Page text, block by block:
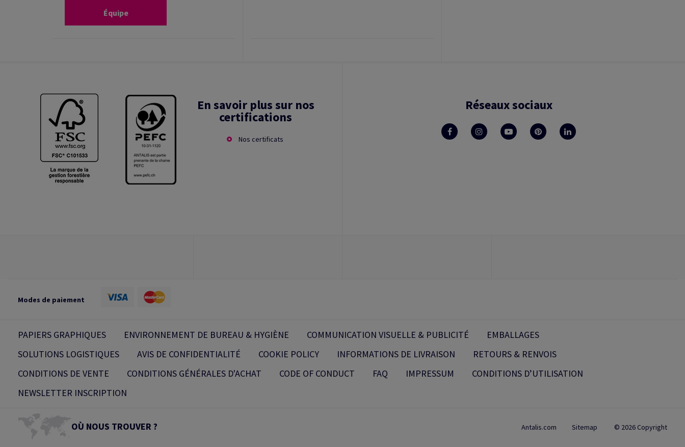
Équipe
En savoir plus sur nos
certifications
Nos certificats
Réseaux sociaux
Modes de paiement
PAPIERS GRAPHIQUES ENVIRONNEMENT DE BUREAU & HYGIÈNE COMMUNICATION VISUELLE & PUBLICITÉ
EMBALLAGES
SOLUTIONS LOGISTIQUES
AVIS DE CONFIDENTIALITÉ COOKIE POLICY INFORMATIONS DE LIVRAISON
RETOURS & RENVOIS
CONDITIONS DE VENTE
CONDITIONS GÉNÉRALES D'ACHAT CODE OF CONDUCT FAQ IMPRESSUM
CONDITIONS D’UTILISATION
NEWSLETTER INSCRIPTION
OÙ NOUS TROUVER ? Antalis.com Sitemap © 2026 Copyright